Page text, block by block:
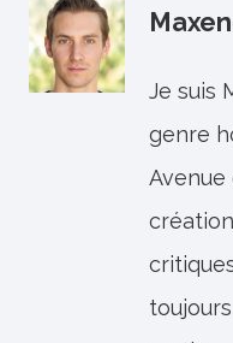
Je suis
genre
Avenue